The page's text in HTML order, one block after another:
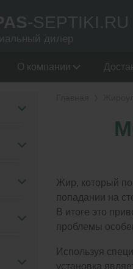
-SEPTIKI.RU
дилер
О компании
Жир, который
попадании на
В итоге это
проблемы
Используя
установка